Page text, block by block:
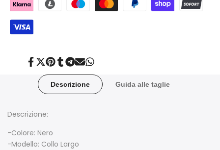
Condividi
Facebook
Twitta
Twitter
Aggiungi
Pinterest
Condividi
Tumblr
Condividi
Telegram
Invia
posta
Condividi
Whatsapp
Descrizione Guida alle taglie
Descrizione:
-Colore: Nero
-Modello: Collo Largo